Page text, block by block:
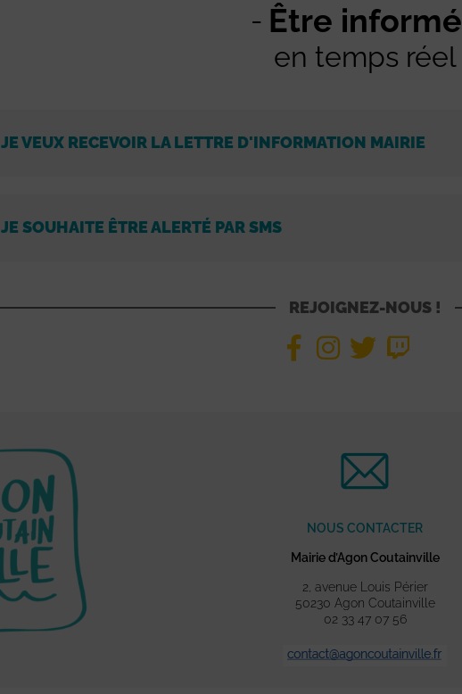
Être informé
en temps réel
JE VEUX RECEVOIR LA LETTRE D'INFORMATION MAIRIE
JE SOUHAITE ÊTRE ALERTÉ PAR SMS
REJOIGNEZ-NOUS !
NOUS CONTACTER
Mairie d’Agon Coutainville
2, avenue Louis Périer
50230 Agon Coutainville
02 33 47 07 56